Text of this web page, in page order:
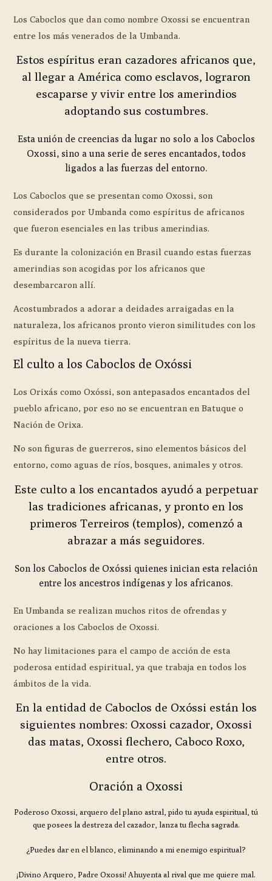
Los Caboclos que dan como nombre Oxossi se encuentran
entre los más venerados de la Umbanda.
Estos espíritus eran cazadores africanos que,
al llegar a América como esclavos, lograron
escaparse y vivir entre los amerindios
adoptando sus costumbres.
Esta unión de creencias da lugar no solo a los Caboclos
Oxossi, sino a una serie de seres encantados, todos
ligados a las fuerzas del entorno.
Los Caboclos que se presentan como Oxossi, son
considerados por Umbanda como espíritus de africanos
que fueron esenciales en las tribus amerindias.
Es durante la colonización en Brasil cuando estas fuerzas
amerindias son acogidas por los africanos que
desembarcaron allí.
Acostumbrados a adorar a deidades arraigadas en la
naturaleza, los africanos pronto vieron similitudes con los
espíritus de la nueva tierra.
El culto a los Caboclos de Oxóssi
Los Orixás como Oxóssi, son antepasados encantados del
pueblo africano, por eso no se encuentran en Batuque o
Nación de Orixa.
No son figuras de guerreros, sino elementos básicos del
entorno, como aguas de ríos, bosques, animales y otros.
Este culto a los encantados ayudó a perpetuar
las tradiciones africanas, y pronto en los
primeros Terreiros (templos), comenzó a
abrazar a más seguidores.
Son los Caboclos de Oxóssi quienes inician esta relación
entre los ancestros indígenas y los africanos.
En Umbanda se realizan muchos ritos de ofrendas y
oraciones a los Caboclos de Oxossi.
No hay limitaciones para el campo de acción de esta
poderosa entidad espiritual, ya que trabaja en todos los
ámbitos de la vida.
En la entidad de Caboclos de Oxóssi están los
siguientes nombres: Oxossi cazador, Oxossi
das matas, Oxossi flechero, Caboco Roxo,
entre otros.
Oración a Oxossi
Poderoso Oxossi, arquero del plano astral, pido tu ayuda espiritual, tú
que posees la destreza del cazador, lanza tu flecha sagrada.
¿Puedes dar en el blanco, eliminando a mi enemigo espiritual?
¡Divino Arquero, Padre Oxossi! Ahuyenta al rival que me quiere mal.